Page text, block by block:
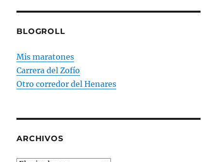
BLOGROLL
Mis maratones
Carrera del Zofío
Otro corredor del Henares
ARCHIVOS